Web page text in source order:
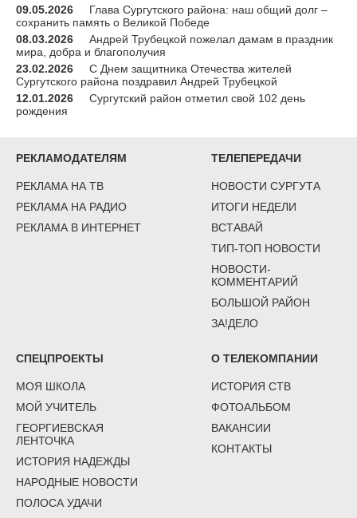
09.05.2026
Глава Сургутского района: наш общий долг –
сохранить память о Великой Победе
08.03.2026
Андрей Трубецкой пожелал дамам в праздник
мира, добра и благополучия
23.02.2026
С Днем защитника Отечества жителей
Сургутского района поздравил Андрей Трубецкой
12.01.2026
Сургутский район отметил свой 102 день
рождения
РЕКЛАМОДАТЕЛЯМ
РЕКЛАМА НА ТВ
РЕКЛАМА НА РАДИО
РЕКЛАМА В ИНТЕРНЕТ
ТЕЛЕПЕРЕДАЧИ
НОВОСТИ СУРГУТА
ИТОГИ НЕДЕЛИ
ВСТАВАЙ
ТИП-ТОП НОВОСТИ
НОВОСТИ-
КОММЕНТАРИЙ
БОЛЬШОЙ РАЙОН
ЗА!ДЕЛО
СПЕЦПРОЕКТЫ
МОЯ ШКОЛА
МОЙ УЧИТЕЛЬ
ГЕОРГИЕВСКАЯ
ЛЕНТОЧКА
ИСТОРИЯ НАДЕЖДЫ
НАРОДНЫЕ НОВОСТИ
ПОЛОСА УДАЧИ
О ТЕЛЕКОМПАНИИ
ИСТОРИЯ СТВ
ФОТОАЛЬБОМ
ВАКАНСИИ
КОНТАКТЫ